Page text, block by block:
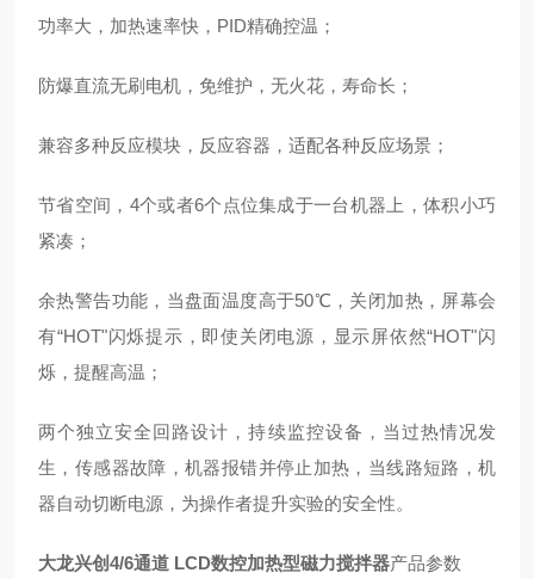
功率大，加热速率快，PID精确控温；
防爆直流无刷电机，免维护，无火花，寿命长；
兼容多种反应模块，反应容器，适配各种反应场景；
节省空间，4个或者6个点位集成于一台机器上，体积小巧
紧凑；
余热警告功能，当盘面温度高于50℃，关闭加热，屏幕会
有“HOT"闪烁提示，即使关闭电源，显示屏依然“HOT"闪
烁，提醒高温；
两个独立安全回路设计，持续监控设备，当过热情况发
生，传感器故障，机器报错并停止加热，当线路短路，机
器自动切断电源，为操作者提升实验的安全性。
大龙兴创4/6通道 LCD数控加热型磁力搅拌器产品参数